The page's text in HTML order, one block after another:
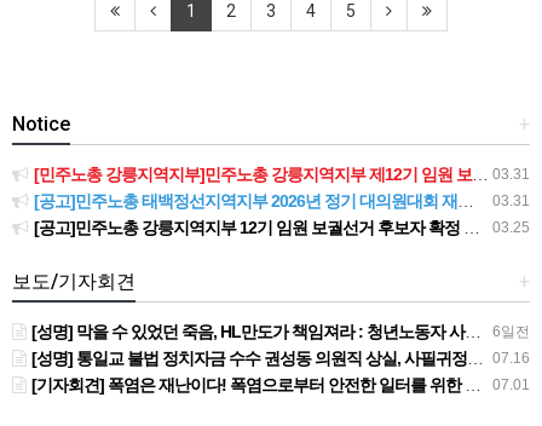
1 2 3 4 5
+
Notice
03.31
[민주노총 강릉지역지부]민주노총 강릉지역지부 제12기 임원 보궐선거결과 공고
03.31
[공고]민주노총 태백정선지역지부 2026년 정기 대의원대회 재소집 건
03.25
[공고]민주노총 강릉지역지부 12기 임원 보궐선거 후보자 확정 공고
+
보도/기자회견
6일전
[성명] 막을 수 있었던 죽음, HL만도가 책임져라 : 청년노동자 사망사고의 철저한 진상규명과 재발방지 대책 마련하라
07.16
[성명] 통일교 불법 정치자금 수수 권성동 의원직 상실, 사필귀정이다
07.01
[기자회견] 폭염은 재난이다! 폭염으로부터 안전한 일터를 위한 민주노총 강원지역본부 폭염감시단 선포 기자회견